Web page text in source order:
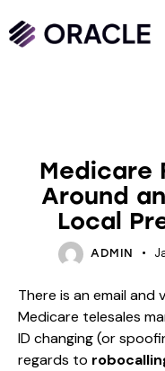
Medicare
Around
Local
ADMIN
There is an email
Medicare telesales
ID changing (or
regards to